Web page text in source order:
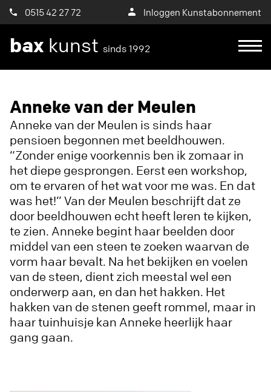
0515 42 27 72 Inloggen Kunstabonnement
bax kunst sinds 1992
Anneke van der Meulen
Anneke van der Meulen is sinds haar
pensioen begonnen met beeldhouwen.
“Zonder enige voorkennis ben ik zomaar in
het diepe gesprongen. Eerst een workshop,
om te ervaren of het wat voor me was. En dat
was het!” Van der Meulen beschrijft dat ze
door beeldhouwen echt heeft leren te kijken,
te zien. Anneke begint haar beelden door
middel van een steen te zoeken waarvan de
vorm haar bevalt. Na het bekijken en voelen
van de steen, dient zich meestal wel een
onderwerp aan, en dan het hakken. Het
hakken van de stenen geeft rommel, maar in
haar tuinhuisje kan Anneke heerlijk haar
gang gaan.